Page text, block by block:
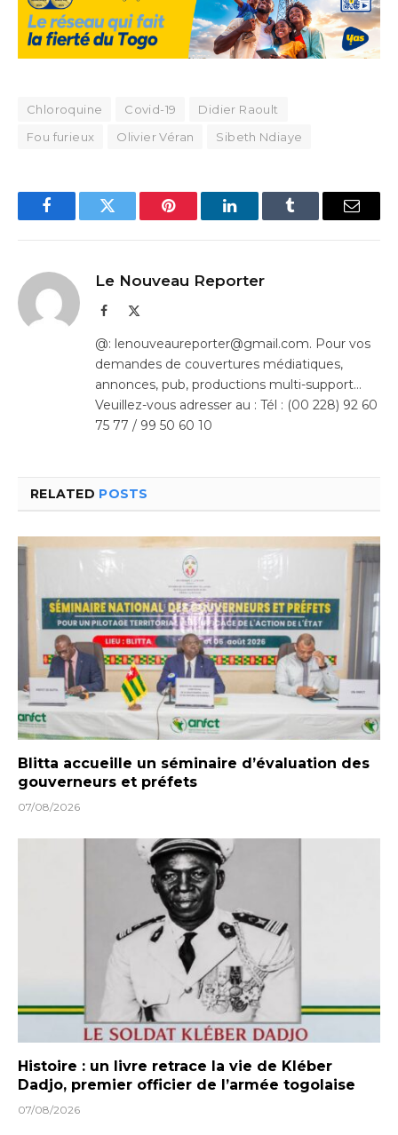
Chloroquine Covid-19
Didier Raoult
Fou furieux
Olivier Véran Sibeth Ndiaye
FacebookTwitter Pinterest LinkedInTumblr Email
Le Nouveau Reporter
Facebook
@: lenouveaureporter@gmail.com. Pour vos
demandes de couvertures médiatiques,
annonces, pub, productions multi-support…
Veuillez-vous adresser au : Tél : (00 228) 92 60
75 77 / 99 50 60 10
RELATED POSTS
Blitta accueille un séminaire d’évaluation des
gouverneurs et préfets
07/08/2026
Histoire : un livre retrace la vie de Kléber
Dadjo, premier officier de l’armée togolaise
07/08/2026